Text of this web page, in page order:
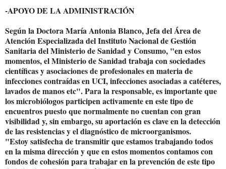
-APOYO DE LA ADMINISTRACIÓN
Según la Doctora María Antonia Blanco, Jefa del Área de
Atención Especializada del Instituto Nacional de Gestión
Sanitaria del Ministerio de Sanidad y Consumo, "en estos
momentos, el Ministerio de Sanidad trabaja con sociedades
científicas y asociaciones de profesionales en materia de
infecciones contraídas en UCI, infecciones asociadas a catéteres,
lavados de manos etc". Para la responsable, es importante que
los microbiólogos participen activamente en este tipo de
encuentros puesto que normalmente no cuentan con gran
visibilidad y, sin embargo, su aportación es clave en la detección
de las resistencias y el diagnóstico de microorganismos.
"Estoy satisfecha de transmitir que estamos trabajando todos
en la misma dirección y que en estos momentos contamos con
fondos de cohesión para trabajar en la prevención de este tipo